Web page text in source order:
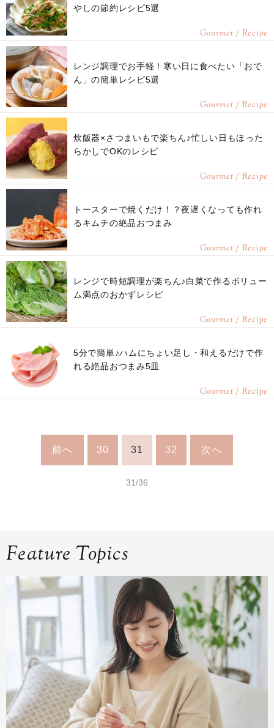
やしの節約レシピ5選
Gourmet / Recipe
レンジ調理でお手軽！寒い日に食べたい「おで
ん」の簡単レシピ5選
Gourmet / Recipe
炊飯器×さつまいもで楽ちん♪忙しい日もほった
らかしでOKのレシピ
Gourmet / Recipe
トースターで焼くだけ！？夜遅くなっても作れ
るキムチの絶品おつまみ
Gourmet / Recipe
レンジで時短調理が楽ちん♪白菜で作るボリュー
ム満点のおかずレシピ
Gourmet / Recipe
5分で簡単♪ハムにちょい足し・和えるだけで作
れる絶品おつまみ5皿
Gourmet / Recipe
前へ 30 31 32 次へ
31/36
Feature Topics